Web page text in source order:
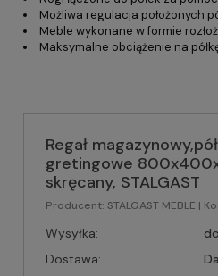
Możliwa regulacja położonych
Meble wykonane w formie
Maksymalne obciążenie na
Regał
gretingowe
skręcany, STALGAST
Producent: STALGAST MEBLE |
Wysyłka:
Dostawa: